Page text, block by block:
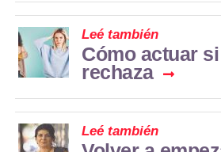
Leé también
Cómo actuar
rechaza
Leé también